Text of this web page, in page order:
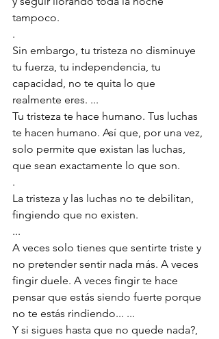
tampoco.
.
Sin embargo, tu tristeza no disminuye
tu fuerza, tu independencia, tu
capacidad, no te quita lo que
realmente eres. ...
Tu tristeza te hace humano. Tus luchas
te hacen humano. Así que, por una vez,
solo permite que existan las luchas,
que sean exactamente lo que son.
.
La tristeza y las luchas no te debilitan,
fingiendo que no existen.
...
A veces solo tienes que sentirte triste y
no pretender sentir nada más. A veces
fingir duele. A veces fingir te hace
pensar que estás siendo fuerte porque
no te estás rindiendo... ...
Y si sigues hasta que no quede nada?,